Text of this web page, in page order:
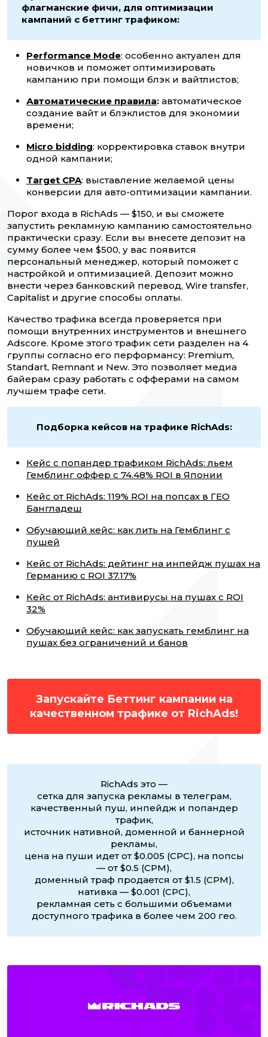
флагманские фичи, для оптимизации
кампаний с беттинг трафиком:
Performance Mode: особенно актуален для
новичков и поможет оптимизировать
кампанию при помощи блэк и вайтлистов;
Автоматические правила: автоматическое
создание вайт и блэклистов для экономии
времени;
Micro bidding: корректировка ставок внутри
одной кампании;
Target CPA: выставление желаемой цены
конверсии для авто-оптимизации кампании.
Порог входа в RichAds — $150, и вы сможете
запустить рекламную кампанию самостоятельно
практически сразу. Если вы внесете депозит на
сумму более чем $500, у вас появится
персональный менеджер, который поможет с
настройкой и оптимизацией. Депозит можно
внести через банковский перевод, Wire transfer,
Capitalist и другие способы оплаты.
Качество трафика всегда проверяется при
помощи внутренних инструментов и внешнего
Adscore. Кроме этого трафик сети разделен на 4
группы согласно его перформансу: Premium,
Standart, Remnant и New. Это позволяет медиа
байерам сразу работать с офферами на самом
лучшем трафе сети.
Подборка кейсов на трафике RichAds:
Кейс с попандер трафиком RichAds: льем
Гемблинг оффер с 74.48% ROI в Японии
Кейс от RichAds: 119% ROI на попсах в ГЕО
Бангладеш
Обучающий кейс: как лить на Гемблинг с
пушей
Кейс от RichAds: дейтинг на инпейдж пушах на
Германию с ROI 37.17%
Кейс от RichAds: антивирусы на пушах с ROI
32%
Обучающий кейс: как запускать гемблинг на
пушах без ограничений и банов
Запускайте Беттинг кампании на
качественном трафике от RichAds!
RichAds это —
сетка для запуска рекламы в телеграм,
качественный пуш, инпейдж и попандер
трафик,
источник нативной, доменной и баннерной
рекламы,
цена на пуши идет от $0.005 (CPC), на попсы
— от $0.5 (CPM),
доменный траф продается от $1.5 (CPM),
нативка — $0.001 (CPC),
рекламная сеть с большими объемами
доступного трафика в более чем 200 гео.